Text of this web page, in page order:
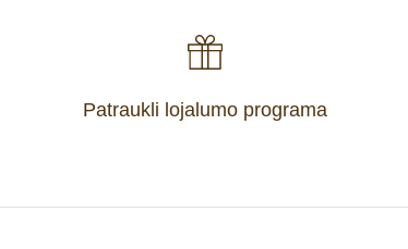
Patraukli lojalumo programa